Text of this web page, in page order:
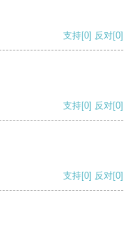
支持[0] 反对[0]
支持[0] 反对[0]
支持[0] 反对[0]